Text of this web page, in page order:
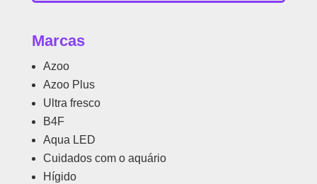
Marcas
Azoo
Azoo Plus
Ultra fresco
B4F
Aqua LED
Cuidados com o aquário
Hígido